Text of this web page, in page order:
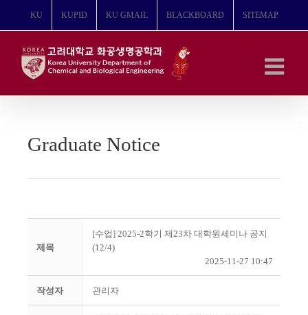
뛰
KU KUPID KU GMAIL BLACKBOARD SITEMAP
Graduate Notice
제목
[수업] 2025-2학기 제23차 대학원세미나 공지
(12/4)
2025-11-27 10:47
작성자 관리자